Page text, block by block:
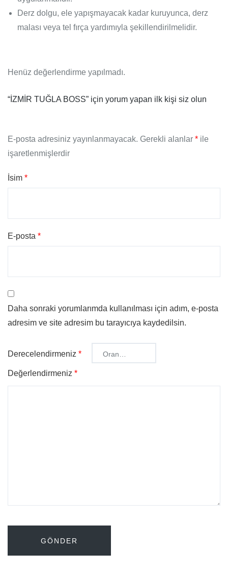
Derz dolgu, ele yapışmayacak kadar kuruyunca, derz
malası veya tel fırça yardımıyla şekillendirilmelidir.
Henüz değerlendirme yapılmadı.
“İZMİR TUĞLA BOSS” için yorum yapan ilk kişi siz olun
E-posta adresiniz yayınlanmayacak. Gerekli alanlar * ile
işaretlenmişlerdir
İsim *
E-posta *
Daha sonraki yorumlarımda kullanılması için adım, e-posta
adresim ve site adresim bu tarayıcıya kaydedilsin.
Derecelendirmeniz *
Değerlendirmeniz *